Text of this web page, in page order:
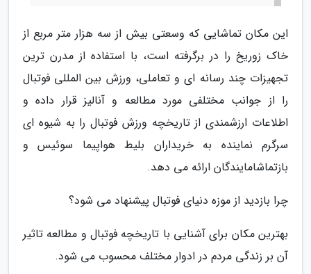
این مکان تماشایی که وسعتی بیش از سه هزار متر مربع از
خاک زوریخ را در برگرفته است، با استفاده از مدرن ترین
تجهیزات چند رسانه ای و تعاملی، ورزش بین المللی فوتبال
را از جوانب مختلفی مورد مطالعه و آنالیز قرار داده و
اطلاعات ارزشمندی از تاریخچه ورزش فوتبال را به شیوه ای
سرگرم نماینده به خریداران بلیط هواپیما سوئیس و
بازتماشامایندگان ارائه می دهد.
چرا بازدید از موزه دنیای فوتبال پیشنهاد می شود؟
بهترین مکان برای آشنایی با تاریخچه فوتبال و مطالعه تاثیر
آن بر زندگی مردم در ادوار مختلف محسوب می شود.